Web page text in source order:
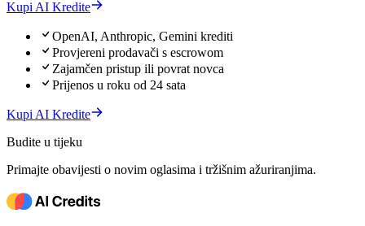
Kupi AI Kredite
OpenAI, Anthropic, Gemini krediti
Provjereni prodavači s escrowom
Zajamčen pristup ili povrat novca
Prijenos u roku od 24 sata
Kupi AI Kredite
Budite u tijeku
Primajte obavijesti o novim oglasima i tržišnim ažuriranjima.